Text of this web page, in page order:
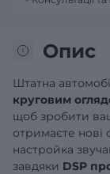
Опис
Штатна
круговим
щоб зробити
отримаєте нові
настройка
завдяки DSP